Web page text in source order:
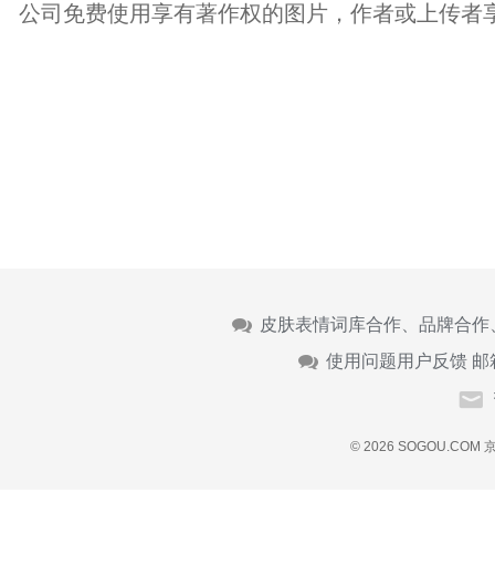
公司免费使用享有著作权的图片，作者或上传者
皮肤表情词库合作、品牌合
使用问题用户反馈 邮
© 2026 SOGOU.COM